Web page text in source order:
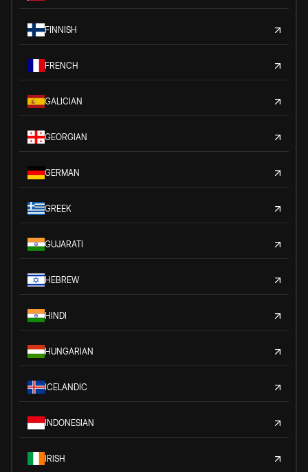
FINNISH
FRENCH
GALICIAN
GEORGIAN
GERMAN
GREEK
GUJARATI
HEBREW
HINDI
HUNGARIAN
ICELANDIC
INDONESIAN
IRISH